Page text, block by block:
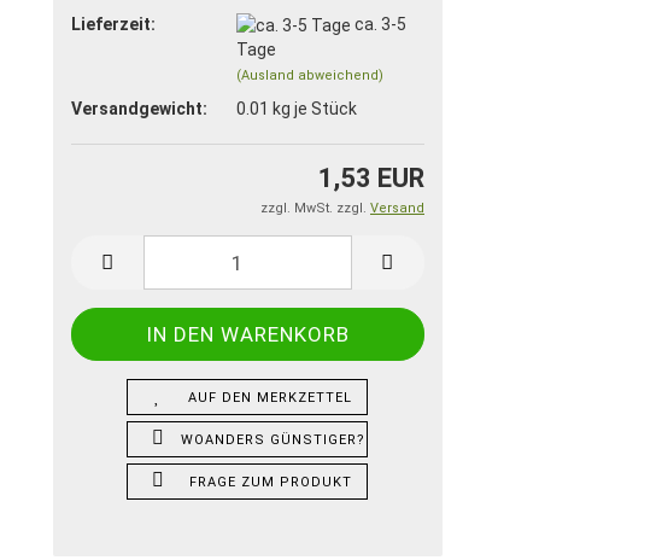
Lieferzeit:
ca. 3-5
Tage
(Ausland abweichend)
Versandgewicht: 0.01 kg je Stück
1,53 EUR
zzgl. MwSt. zzgl. Versand
AUF DEN MERKZETTEL
WOANDERS GÜNSTIGER?
FRAGE ZUM PRODUKT